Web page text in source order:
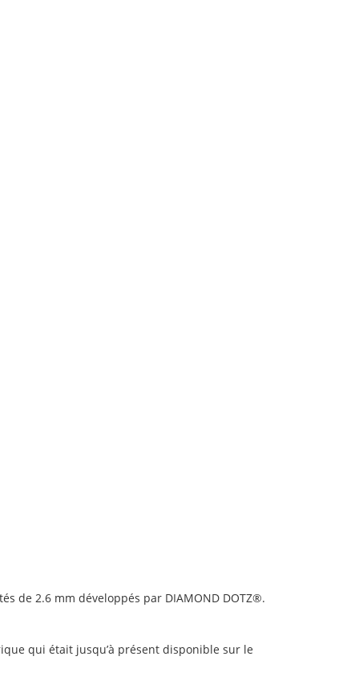
de 2.6 mm développés par DIAMOND DOTZ®.
qui était jusqu’à présent disponible sur le